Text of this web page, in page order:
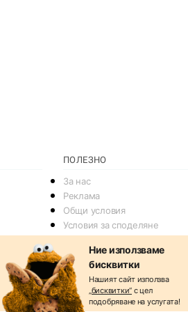
ПОЛЕЗНО
За нас
Реклама
Общи условия
Условия за споделяне
Политика на Бисквитките
Контакти
Ние използваме
бисквитки
Нашият сайт използва
„бисквитки“ с цел
подобряване на услугата!